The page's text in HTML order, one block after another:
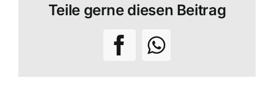
Teile gerne diesen Beitrag
FacebookWhatsApp